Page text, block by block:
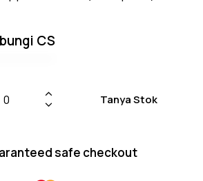
CS
Tanya Stok
safe checkout